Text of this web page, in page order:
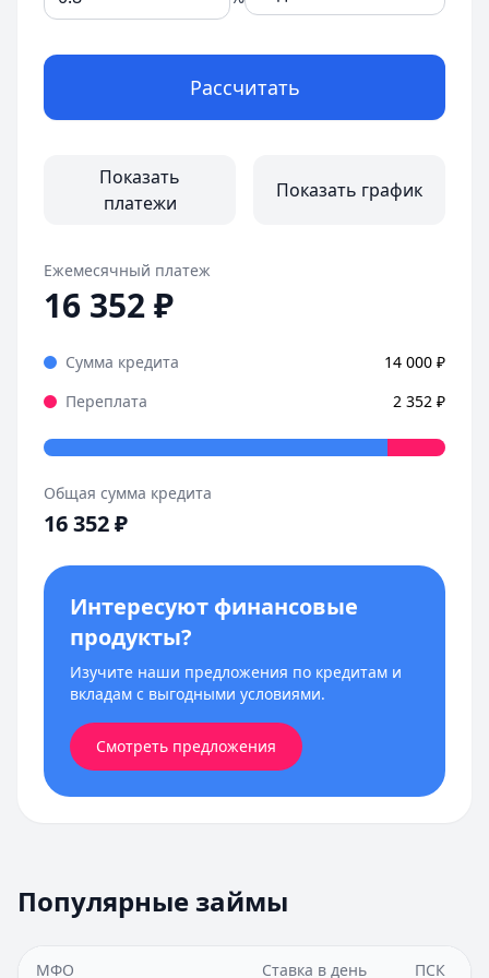
Рассчитать
Показать
платежи
Показать график
Ежемесячный платеж
16 352₽
Сумма кредита 14 000 ₽
Переплата
2 352 ₽
Общая сумма кредита
16 352₽
Интересуют финансовые
продукты?
Изучите наши предложения по кредитам и
вкладам с выгодными условиями.
Смотреть предложения
Популярные займы
МФО Ставка в день ПСК